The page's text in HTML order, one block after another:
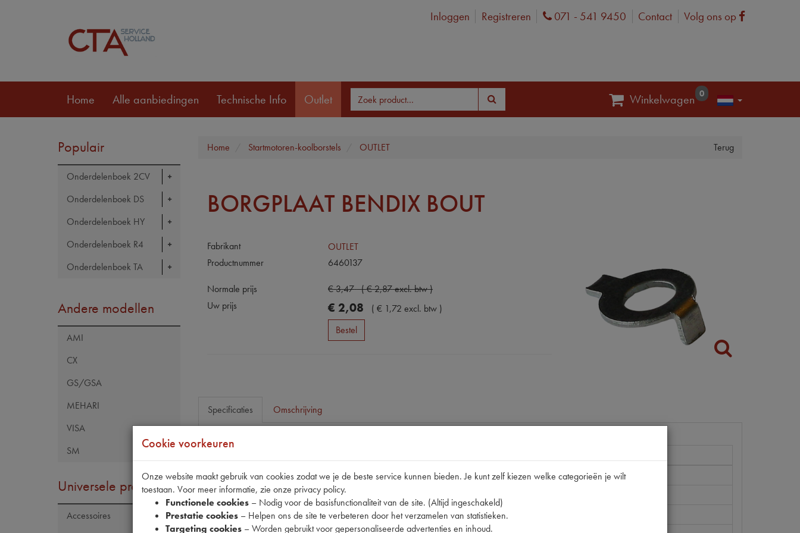
Inloggen Registreren Phone
071 - 541 9450 Contact Volg ons op Facebook
Home Alle aanbiedingen Technische Info Outlet Winkelwagen 0
Populair
Onderdelenboek 2CV
Onderdelenboek DS
Onderdelenboek HY
Onderdelenboek R4
Onderdelenboek TA
Andere modellen
AMI
CX
GS/GSA
MEHARI
VISA
SM
Universele producten
Accessoires
Terug
Home Startmotoren-koolborstels OUTLET
BORGPLAAT BENDIX BOUT
Fabrikant
OUTLET
Productnummer
6460137
Normale prijs €3,47 (€2,87excl. btw)
Uw prijs
€ 2,08 (€ 1,72 excl. btw )
Bestel
Specificaties Omschrijving
Model Citroën
11CV/15CV
Artikelcode JF
Tecdoc brandnummer
A
Cookie voorkeuren
Onze website maakt gebruik van cookies zodat we je de beste service kunnen bieden. Je kunt zelf kiezen welke categorieën je wilt
toestaan. Voor meer informatie, zie onze privacy policy.
Functionele cookies – Nodig voor de basisfunctionaliteit van de site. (Altijd ingeschakeld)
Prestatie cookies – Helpen ons de site te verbeteren door het verzamelen van statistieken.
Targeting cookies – Worden gebruikt voor gepersonaliseerde advertenties en inhoud.